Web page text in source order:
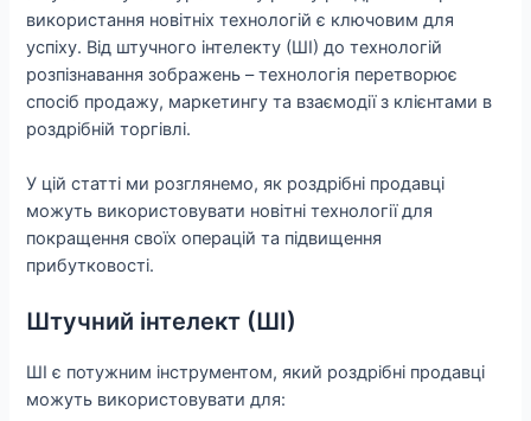
використання новітніх технологій є ключовим для
успіху. Від штучного інтелекту (ШІ) до технологій
розпізнавання зображень – технологія перетворює
спосіб продажу, маркетингу та взаємодії з клієнтами в
роздрібній торгівлі.
У цій статті ми розглянемо, як роздрібні продавці
можуть використовувати новітні технології для
покращення своїх операцій та підвищення
прибутковості.
Штучний інтелект (ШІ)
ШІ є потужним інструментом, який роздрібні продавці
можуть використовувати для: